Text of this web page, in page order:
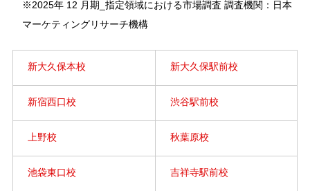
※2025年 12 月期_指定領域における市場調査 調査機関：日本
マーケティングリサーチ機構
新大久保本校 新大久保駅前校
新宿西口校 渋谷駅前校
上野校 秋葉原校
池袋東口校 吉祥寺駅前校